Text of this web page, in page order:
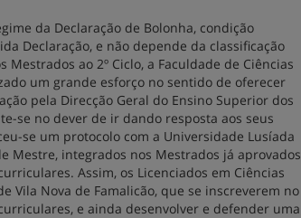
da Declaração de Bolonha, condição
Declaração, e não depende da classificação
ao 2º Ciclo, a Faculdade de Ciências
um grande esforço no sentido de oferecer
pela Direcção Geral do Ensino Superior dos
se no dever de ir dando resposta aos seus
se um protocolo com a Universidade Lusíada
Mestre, integrados nos Mestrados já aprovados
Assim, os Licenciados em Ciências
Vila Nova de Famalicão, que se inscreverem no
e ainda desenvolver e defender uma